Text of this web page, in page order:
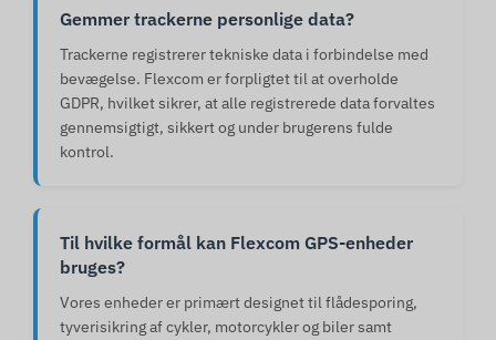
Gemmer trackerne personlige data?
Trackerne registrerer tekniske data i forbindelse med
bevægelse. Flexcom er forpligtet til at overholde
GDPR, hvilket sikrer, at alle registrerede data forvaltes
gennemsigtigt, sikkert og under brugerens fulde
kontrol.
Til hvilke formål kan Flexcom GPS-enheder
bruges?
Vores enheder er primært designet til flådesporing,
tyverisikring af cykler, motorcykler og biler samt